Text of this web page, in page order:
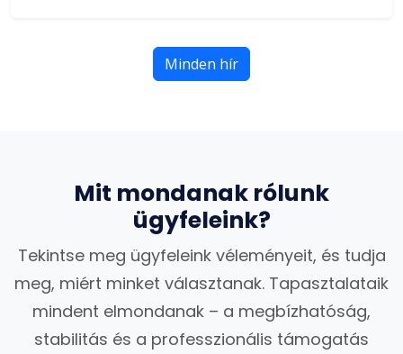
Minden hír
Mit mondanak rólunk
ügyfeleink?
Tekintse meg ügyfeleink véleményeit, és tudja
meg, miért minket választanak. Tapasztalataik
mindent elmondanak – a megbízhatóság,
stabilitás és a professzionális támogatás